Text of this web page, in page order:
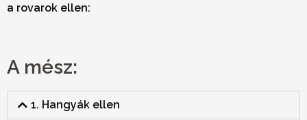
a rovarok ellen:
A mész:
1. Hangyák ellen